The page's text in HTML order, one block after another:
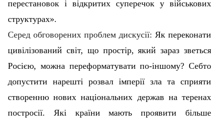
перестановок і відкритих суперечок у військових
структурах».
Серед обговорених проблем дискусії: Як переконати
цивілізований світ, що простір, який зараз зветься
Росією, можна переформатувати по-іншому? Себто
допустити нарешті розвал імперії зла та сприяти
створенню нових національних держав на теренах
постросії. Які країни мають проявити більше